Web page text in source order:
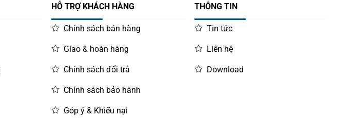
HỖ TRỢ KHÁCH HÀNG
Chính sách bán hàng
Giao & hoàn hàng
Chính sách đổi trả
Chính sách bảo hành
Góp ý & Khiếu nại
THÔNG TIN
Tin tức
Liên hệ
Download